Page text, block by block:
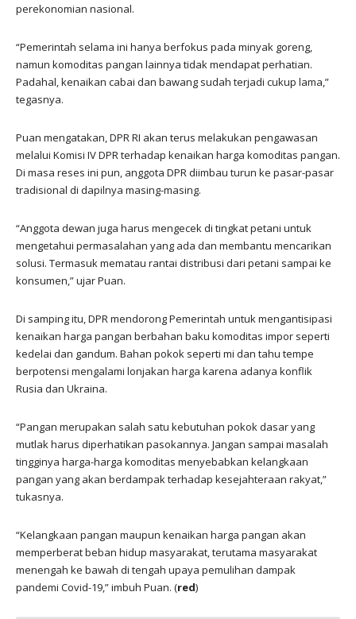
perekonomian nasional.
“Pemerintah selama ini hanya berfokus pada minyak goreng,
namun komoditas pangan lainnya tidak mendapat perhatian.
Padahal, kenaikan cabai dan bawang sudah terjadi cukup lama,”
tegasnya.
Puan mengatakan, DPR RI akan terus melakukan pengawasan
melalui Komisi IV DPR terhadap kenaikan harga komoditas pangan.
Di masa reses ini pun, anggota DPR diimbau turun ke pasar-pasar
tradisional di dapilnya masing-masing.
“Anggota dewan juga harus mengecek di tingkat petani untuk
mengetahui permasalahan yang ada dan membantu mencarikan
solusi. Termasuk mematau rantai distribusi dari petani sampai ke
konsumen,” ujar Puan.
Di samping itu, DPR mendorong Pemerintah untuk mengantisipasi
kenaikan harga pangan berbahan baku komoditas impor seperti
kedelai dan gandum. Bahan pokok seperti mi dan tahu tempe
berpotensi mengalami lonjakan harga karena adanya konflik
Rusia dan Ukraina.
“Pangan merupakan salah satu kebutuhan pokok dasar yang
mutlak harus diperhatikan pasokannya. Jangan sampai masalah
tingginya harga-harga komoditas menyebabkan kelangkaan
pangan yang akan berdampak terhadap kesejahteraan rakyat,”
tukasnya.
“Kelangkaan pangan maupun kenaikan harga pangan akan
memperberat beban hidup masyarakat, terutama masyarakat
menengah ke bawah di tengah upaya pemulihan dampak
pandemi Covid-19,” imbuh Puan. (red)